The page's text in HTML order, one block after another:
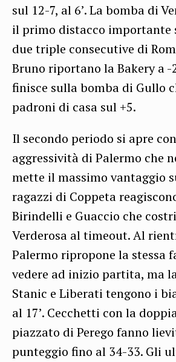
sul 12-7, al 6’. La bomba di
il primo distacco importante
due triple consecutive di
Bruno riportano la Bakery a
finisce sulla bomba di Gullo
padroni di casa sul +5.
Il secondo periodo si apre
aggressività di Palermo che
mette il massimo vantaggio
ragazzi di Coppeta
Birindelli e Guaccio che
Verderosa al timeout. Al
Palermo ripropone la stessa
vedere ad inizio partita, ma
Stanic e Liberati tengono i
al 17’. Cecchetti con la
piazzato di Perego fanno
punteggio fino al 34-33. Gli